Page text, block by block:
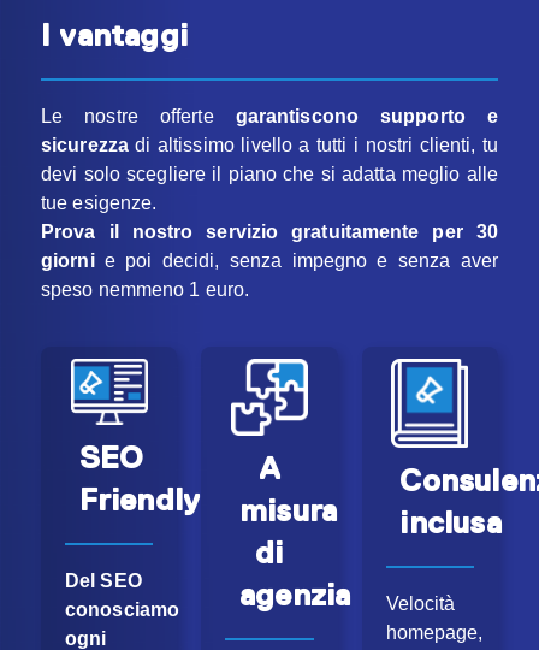
I vantaggi
Le nostre offerte garantiscono supporto e
sicurezzadi altissimo livello a tutti i nostri clienti, tu
devi solo scegliere il piano che si adatta meglio alle
tue esigenze.
Prova il nostro servizio gratuitamente per 30
giornie poi decidi, senza impegno e senza aver
speso nemmeno 1 euro.
SEO
Friendly
Del SEO
conosciamo
ogni
A
misura
di
agenzia
inclusa
Velocità
homepage,